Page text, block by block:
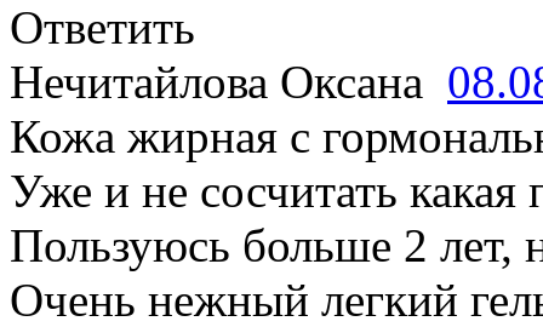
Ответить
Нечитайлова Оксана
Кожа жирная с
Уже и не сосчитать
Пользуюсь больше 2 лет,
Очень нежный легкий